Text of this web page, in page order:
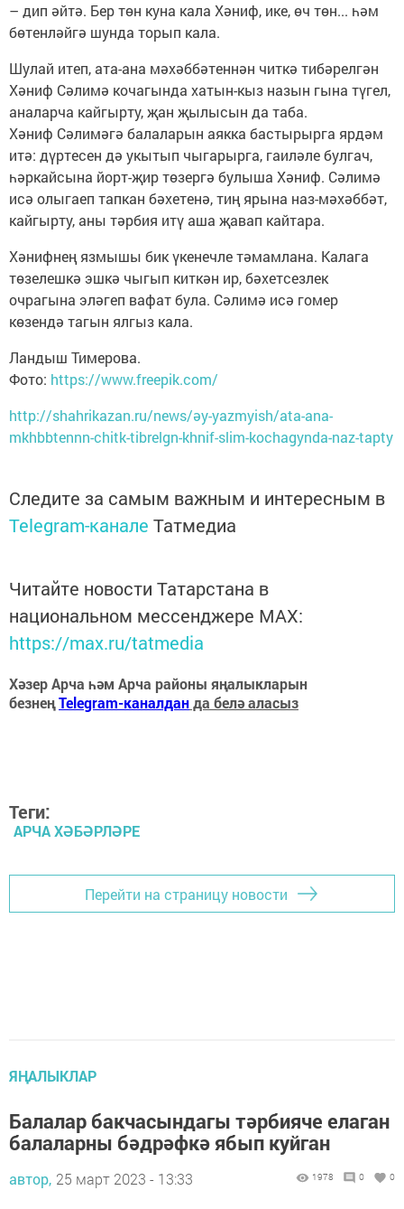
– дип әйтә. Бер төн куна кала Хәниф, ике, өч төн... һәм
бөтенләйгә шунда торып кала.
Шулай итеп, ата-ана мәхәббәтеннән читкә тибәрелгән
Хәниф Сәлимә кочагында хатын-кыз назын гына түгел,
аналарча кайгырту, җан җылысын да таба.
Хәниф Сәлимәгә балаларын аякка бастырырга ярдәм
итә: дүртесен дә укытып чыгарырга, гаиләле булгач,
һәркайсына йорт-җир төзергә булыша Хәниф. Сәлимә
исә олыгаеп тапкан бәхетенә, тиң ярына наз-мәхәббәт,
кайгырту, аны тәрбия итү аша җавап кайтара.
Хәнифнең язмышы бик үкенечле тәмамлана. Калага
төзелешкә эшкә чыгып киткән ир, бәхетсезлек
очрагына эләгеп вафат була. Сәлимә исә гомер
көзендә тагын ялгыз кала.
Ландыш Тимерова.
Фото: https://www.freepik.com/
http://shahrikazan.ru/news/әy-yazmyish/ata-ana-
mkhbbtennn-chitk-tibrelgn-khnif-slim-kochagynda-naz-tapty
Следите за самым важным и интересным в
Telegram-канале Татмедиа
Читайте новости Татарстана в
национальном мессенджере MАХ:
https://max.ru/tatmedia
Хәзер Арча һәм Арча районы яңалыкларын
безнеңTelegram-каналданда белә аласыз
Теги:
АРЧА ХӘБӘРЛӘРЕ
Перейти на страницу новости
ЯҢАЛЫКЛАР
Балалар бакчасындагы тәрбияче елаган
балаларны бәдрәфкә ябып куйган
автор, 25 март 2023 - 13:33 1978 0 0